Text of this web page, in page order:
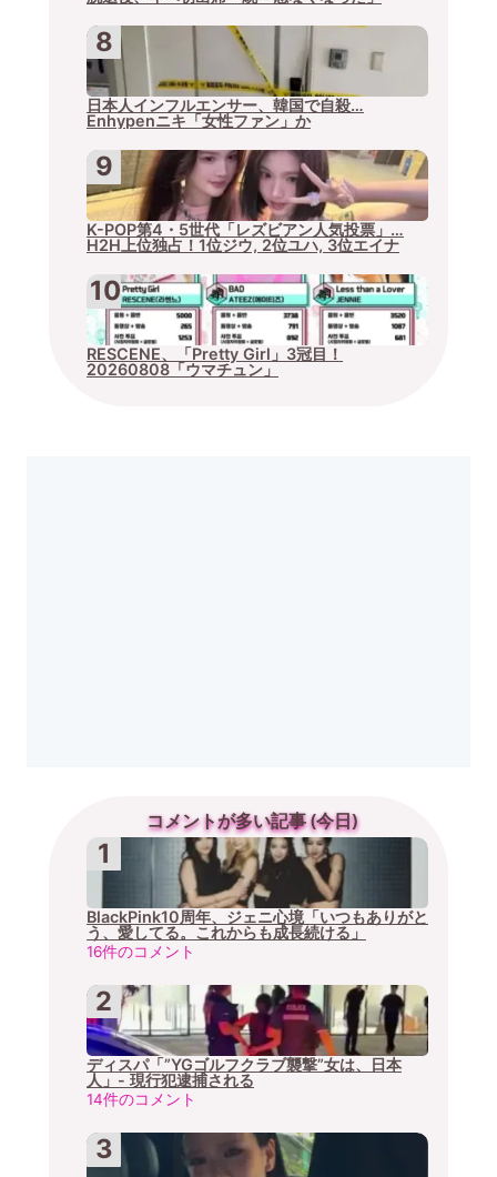
日本人インフルエンサー、韓国で自殺…
Enhypenニキ「女性ファン」か
K-POP第4・5世代「レズビアン人気投票」…
H2H上位独占！1位ジウ, 2位ユハ, 3位エイナ
RESCENE、「Pretty Girl」3冠目！
20260808「ウマチュン」
コメントが多い記事 (今日)
BlackPink10周年、ジェニ心境「いつもありがと
う、愛してる。これからも成長続ける」
16件のコメント
ディスパ「”YGゴルフクラブ襲撃”女は、日本
人」- 現行犯逮捕される
14件のコメント